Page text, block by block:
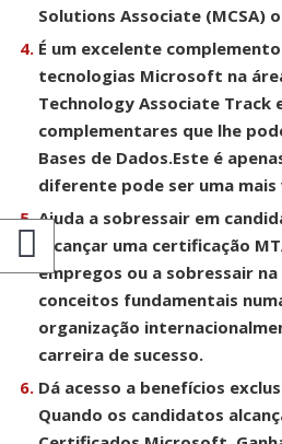
Solutions Associate (MCSA)
É um excelente
tecnologias Microsoft na
Technology Associate Track
complementares que lhe
Bases de Dados.Este é
diferente pode ser uma mais
Ajuda a sobressair em
Alcançar uma certificação
empregos ou a sobressair
conceitos fundamentais
organização
carreira de sucesso.
Dá acesso a benefícios
Quando os candidatos